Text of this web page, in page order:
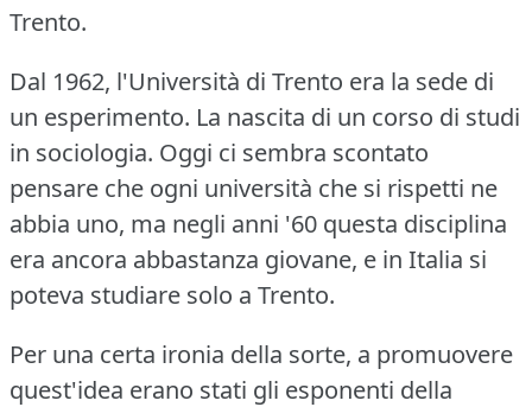
Trento.
Dal 1962, l'Università di Trento era la sede di
un esperimento. La nascita di un corso di studi
in sociologia. Oggi ci sembra scontato
pensare che ogni università che si rispetti ne
abbia uno, ma negli anni '60 questa disciplina
era ancora abbastanza giovane, e in Italia si
poteva studiare solo a Trento.
Per una certa ironia della sorte, a promuovere
quest'idea erano stati gli esponenti della